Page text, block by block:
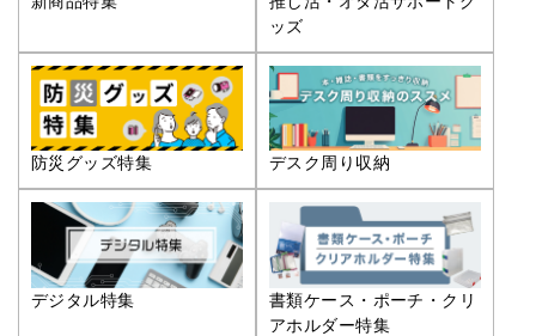
ッズ
防災グッズ特集 デスク周り収納
デジタル特集
書類ケース・ポーチ・クリ
アホルダー特集